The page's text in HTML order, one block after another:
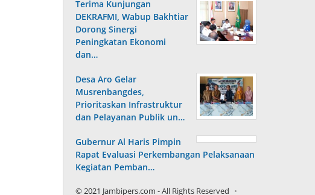
Terima Kunjungan
DEKRAFMI, Wabup Bakhtiar
Dorong Sinergi
Peningkatan Ekonomi
dan…
Desa Aro Gelar
Musrenbangdes,
Prioritaskan Infrastruktur
dan Pelayanan Publik un…
Gubernur Al Haris Pimpin
Rapat Evaluasi Perkembangan Pelaksanaan
Kegiatan Pemban…
© 2021 Jambipers.com - All Rights Reserved